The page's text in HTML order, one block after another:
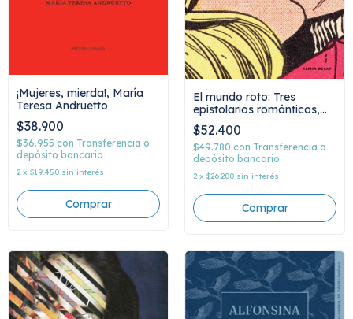
¡Mujeres, mierda!, María
Teresa Andruetto
$38.900
$36.955 con Transferencia o
depósito bancario
2 x $19.450 sin interés
El mundo roto: Tres
epistolarios románticos,
AA.VV
$52.400
$49.780 con Transferencia o
depósito bancario
2 x $26.200 sin interés